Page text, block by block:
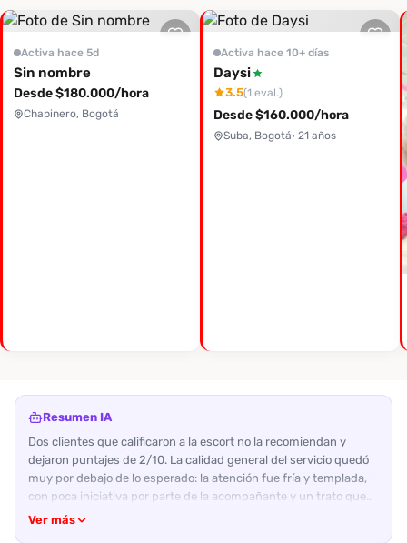
Activa hace 5d
Sin nombre
Desde $180.000/hora
Chapinero, Bogotá
Activa hace 10+ días
Daysi
3.5(1 eval.)
Desde $160.000/hora
Suba, Bogotá· 21 años
Resumen IA
Dos clientes que calificaron a la escort no la recomiendan y
dejaron puntajes de 2/10. La calidad general del servicio quedó
muy por debajo de lo esperado: la atención fue fría y templada,
con poca iniciativa por parte de la acompañante y un trato que
resultó aburrido y poco empático. En cuanto a su físico, ambos
Ver más